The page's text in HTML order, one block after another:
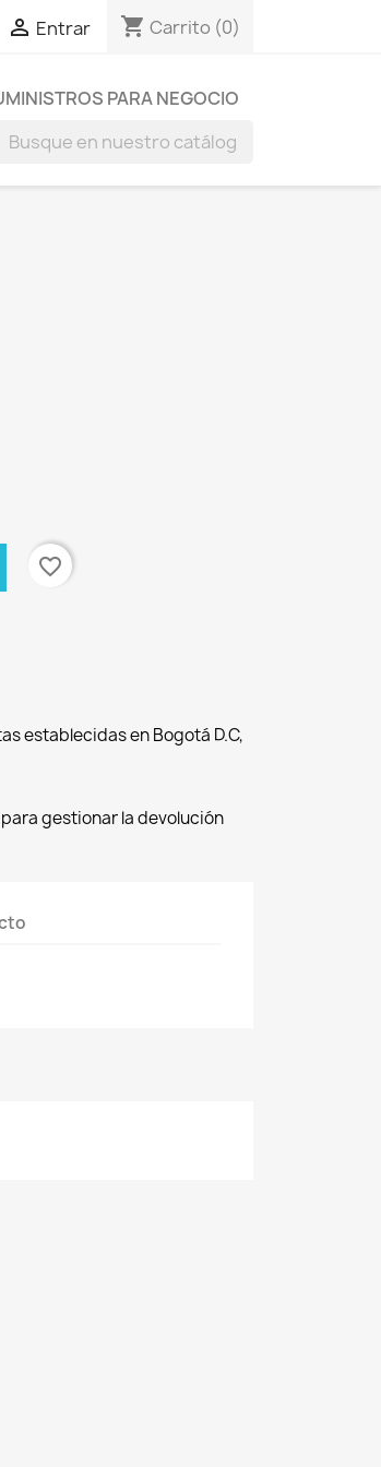
 Entrar shopping_cart Carrito (0)
PARA NEGOCIO
favorite_border
establecidas en Bogotá D.C,
gestionar la devolución